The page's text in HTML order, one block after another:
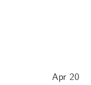
Apr 20